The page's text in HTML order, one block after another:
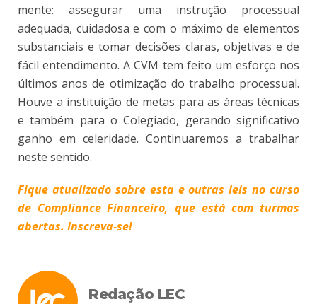
mente: assegurar uma instrução processual
adequada, cuidadosa e com o máximo de elementos
substanciais e tomar decisões claras, objetivas e de
fácil entendimento. A CVM tem feito um esforço nos
últimos anos de otimização do trabalho processual.
Houve a instituição de metas para as áreas técnicas
e também para o Colegiado, gerando significativo
ganho em celeridade. Continuaremos a trabalhar
neste sentido.
Fique atualizado sobre esta e outras leis no curso
de Compliance Financeiro, que está com turmas
abertas. Inscreva-se!
Redação LEC